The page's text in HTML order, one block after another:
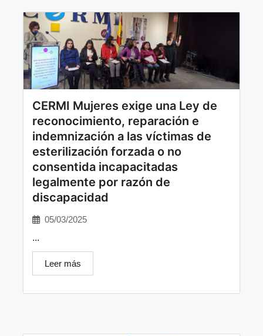
CERMI Mujeres exige una Ley de
reconocimiento, reparación e
indemnización a las víctimas de
esterilización forzada o no
consentida incapacitadas
legalmente por razón de
discapacidad
05/03/2025
...
Leer más